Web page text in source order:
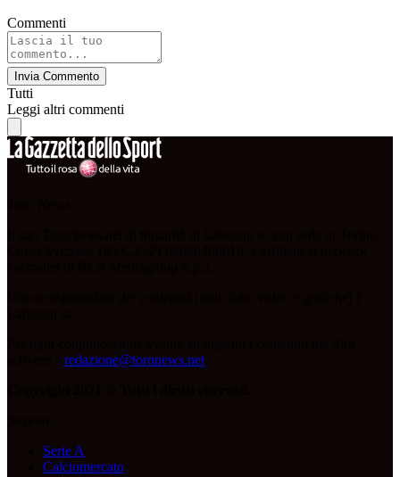
Commenti
Invia Commento
Tutti
Leggi altri commenti
redazione@toronews.net
Serie A
Calciomercato